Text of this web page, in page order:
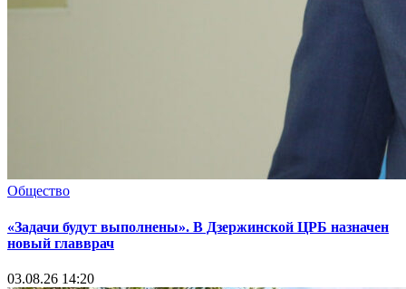
Общество
«Задачи будут выполнены». В Дзержинской ЦРБ назначен
новый главврач
03.08.26 14:20